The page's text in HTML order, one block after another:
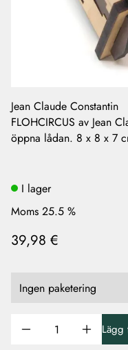
Jean Claude Constantin
FLOHCIRCUS av Jean
öppna lådan. 8 x 8 x 7
I lager
Moms 25.5 %
39,98 €
Lägg